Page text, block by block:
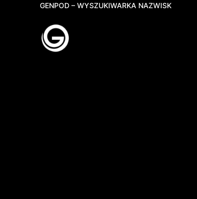
GENPOD – WYSZUKIWARKA NAZWISK